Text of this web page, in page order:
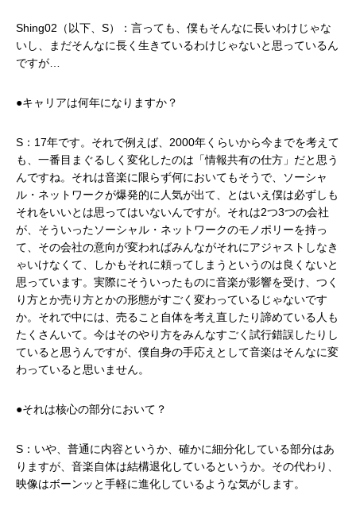
Shing02（以下、S）：言っても、僕もそんなに長いわけじゃな
いし、まだそんなに長く生きているわけじゃないと思っているん
ですが…
●キャリアは何年になりますか？
S：17年です。それで例えば、2000年くらいから今までを考えて
も、一番目まぐるしく変化したのは「情報共有の仕方」だと思う
んですね。それは音楽に限らず何においてもそうで、ソーシャ
ル・ネットワークが爆発的に人気が出て、とはいえ僕は必ずしも
それをいいとは思ってはいないんですが。それは2つ3つの会社
が、そういったソーシャル・ネットワークのモノポリーを持っ
て、その会社の意向が変わればみんながそれにアジャストしなき
ゃいけなくて、しかもそれに頼ってしまうというのは良くないと
思っています。実際にそういったものに音楽が影響を受け、つく
り方とか売り方とかの形態がすごく変わっているじゃないです
か。それで中には、売ること自体を考え直したり諦めている人も
たくさんいて。今はそのやり方をみんなすごく試行錯誤したりし
ていると思うんですが、僕自身の手応えとして音楽はそんなに変
わっていると思いません。
●それは核心の部分において？
S：いや、普通に内容というか、確かに細分化している部分はあ
りますが、音楽自体は結構退化しているというか。その代わり、
映像はボーンッと手軽に進化しているような気がします。